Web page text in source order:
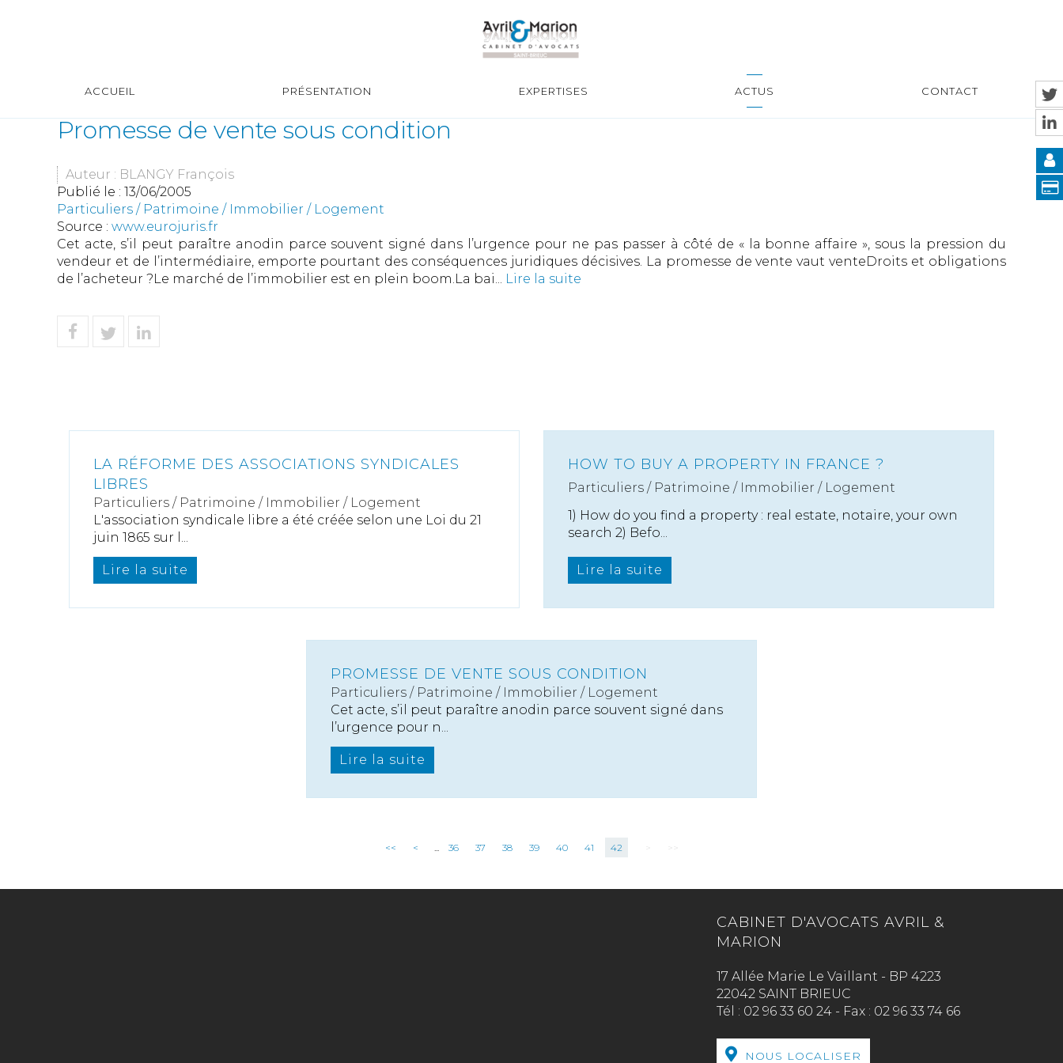
ACCUEIL PRÉSENTATION EXPERTISES ACTUS CONTACT
Promesse de vente sous condition
Auteur : BLANGY François
Publié le : 13/06/2005
Particuliers / Patrimoine / Immobilier / Logement
Source : www.eurojuris.fr
Cet acte, s’il peut paraître anodin parce souvent signé dans l’urgence pour ne pas passer à côté de « la bonne affaire », sous la pression du
vendeur et de l’intermédiaire, emporte pourtant des conséquences juridiques décisives. La promesse de vente vaut venteDroits et obligations
de l’acheteur ?Le marché de l’immobilier est en plein boom.La bai... Lire la suite
LA RÉFORME DES ASSOCIATIONS SYNDICALES
LIBRES
Particuliers / Patrimoine / Immobilier / Logement
L'association syndicale libre a été créée selon une Loi du 21
juin 1865 sur l...
Lire la suite
HOW TO BUY A PROPERTY IN FRANCE ?
Particuliers / Patrimoine / Immobilier / Logement
1) How do you find a property : real estate, notaire, your own
search 2) Befo...
Lire la suite
PROMESSE DE VENTE SOUS CONDITION
Particuliers / Patrimoine / Immobilier / Logement
Cet acte, s’il peut paraître anodin parce souvent signé dans
l’urgence pour n...
Lire la suite
<< < ... 36 37 38 39 40 41 42
CABINET D'AVOCATS AVRIL &
MARION
17 Allée Marie Le Vaillant - BP 4223
22042 SAINT BRIEUC
Tél : 02 96 33 60 24 - Fax : 02 96 33 74 66
NOUS LOCALISER